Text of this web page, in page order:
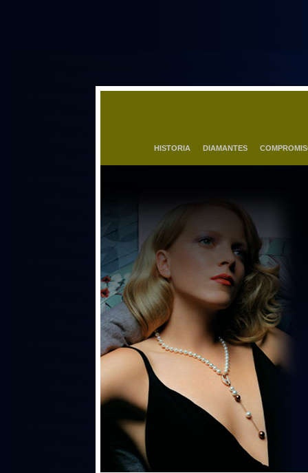
HISTORIA DIAMANTES